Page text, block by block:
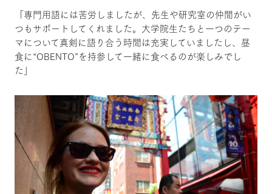
「専門用語には苦労しましたが、先生や研究室の仲間がい
つもサポートしてくれました。大学院生たちと一つのテー
マについて真剣に語り合う時間は充実していましたし、昼
食に“OBENTO”を持参して一緒に食べるのが楽しみでし
た」